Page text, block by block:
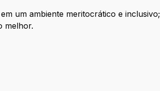
um ambiente meritocrático e inclusivo;
melhor.